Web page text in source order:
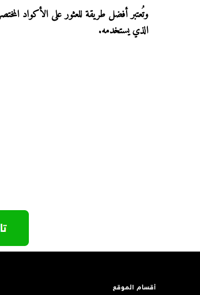
وتُعتبر أفضل طريقة للعثور على الأكواد
الذي يستخدمه.
أقسام الموقع